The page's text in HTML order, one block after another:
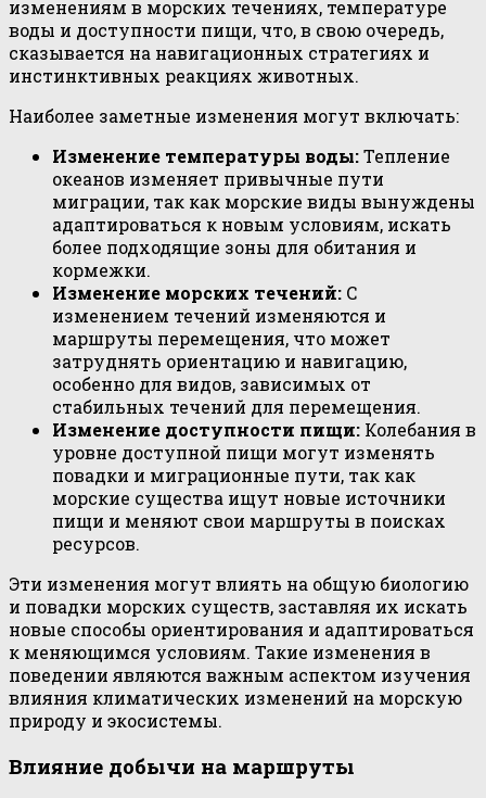
изменениям в морских течениях, температуре
воды и доступности пищи, что, в свою очередь,
сказывается на навигационных стратегиях и
инстинктивных реакциях животных.
Наиболее заметные изменения могут включать:
Изменение температуры воды:Тепление
океанов изменяет привычные пути
миграции, так как морские виды вынуждены
адаптироваться к новым условиям, искать
более подходящие зоны для обитания и
кормежки.
Изменение морских течений: С
изменением течений изменяются и
маршруты перемещения, что может
затруднять ориентацию и навигацию,
особенно для видов, зависимых от
стабильных течений для перемещения.
Изменение доступности пищи: Колебания в
уровне доступной пищи могут изменять
повадки и миграционные пути, так как
морские существа ищут новые источники
пищи и меняют свои маршруты в поисках
ресурсов.
Эти изменения могут влиять на общую биологию
и повадки морских существ, заставляя их искать
новые способы ориентирования и адаптироваться
к меняющимся условиям. Такие изменения в
поведении являются важным аспектом изучения
влияния климатических изменений на морскую
природу и экосистемы.
Влияние добычи на маршруты